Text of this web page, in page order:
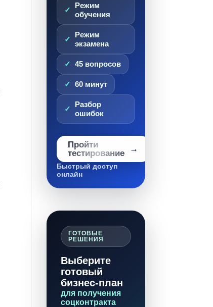
Режим
обучения
Режим
экзамена
45 вопросов
60 минут
Разбор
ошибок
Пройти
тестирование
Быстрый доступ
онлайн
ГОТОВЫЕ
РЕШЕНИЯ
Выберите
готовый
бизнес-план
для получения
соцконтракта